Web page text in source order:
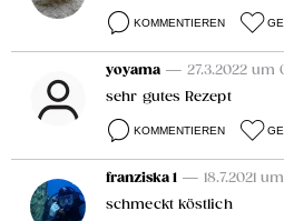
KOMMENTIEREN
yoyama — 27.3.2022 um
sehr gutes Rezept
KOMMENTIEREN
franziska 1 — 18.7.2021
schmeckt köstlich